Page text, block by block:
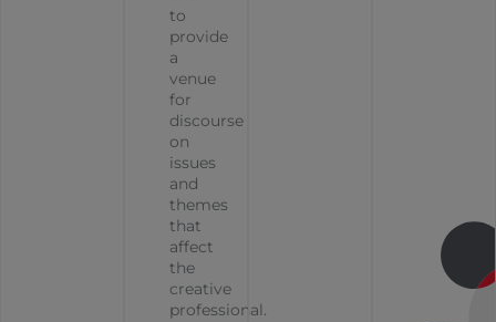
to
provide
a
venue
for
discourse
on
issues
and
themes
that
affect
the
creative
professional.